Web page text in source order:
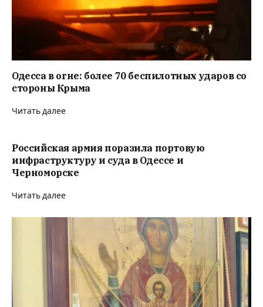
Одесса в огне: более 70 беспилотных ударов со
стороны Крыма
Читать далее
Российская армия поразила портовую
инфраструктуру и суда в Одессе и
Черноморске
Читать далее